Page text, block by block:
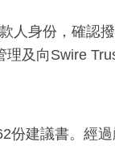
人身份，確認
及向Swire
建議書。經